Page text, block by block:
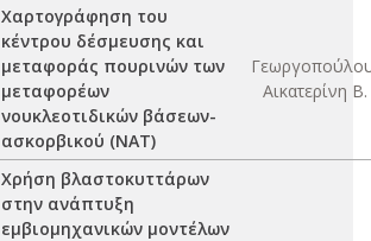
Χαρτογράφηση του
κέντρου δέσμευσης και
μεταφοράς πουρινών των
μεταφορέων
νουκλεοτιδικών βάσεων-
ασκορβικού (ΝΑΤ)
Αικατερίνη Β.
Χρήση βλαστοκυττάρων
στην ανάπτυξη
εμβιομηχανικών μοντέλων